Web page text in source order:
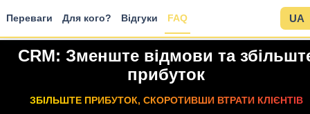
Переваги Для кого? Відгуки FAQ UA
CRM: Зменште відмови та
прибуток
ЗБІЛЬШТЕ ПРИБУТОК, СКОРОТИВШИ ВТРАТИ КЛІЄНТІВ